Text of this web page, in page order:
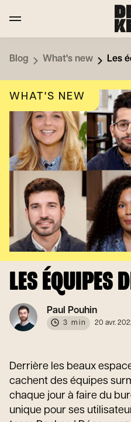
Blog What's new Les
WHAT'S NEW
LES ÉQUIPES
Paul Pouhin
3 min 20 avr.
Derrière les beaux
cachent des équipes
chaque jour à faire du
unique pour ses